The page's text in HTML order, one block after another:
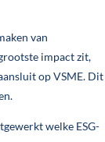
van
impact zit,
op VSME. Dit
welke ESG-